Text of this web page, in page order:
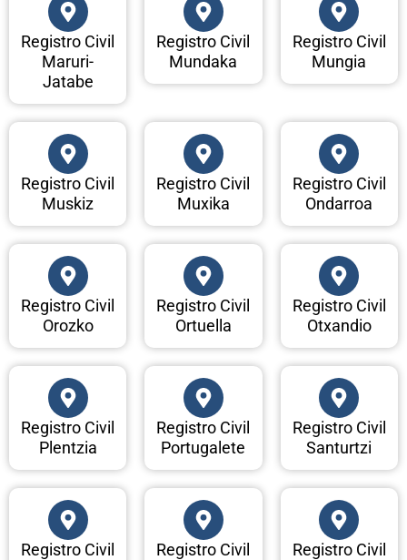
Registro Civil
Maruri-
Jatabe
Registro Civil
Mundaka
Registro Civil
Mungia
Registro Civil
Muskiz
Registro Civil
Muxika
Registro Civil
Ondarroa
Registro Civil
Orozko
Registro Civil
Ortuella
Registro Civil
Otxandio
Registro Civil
Plentzia
Registro Civil
Portugalete
Registro Civil
Santurtzi
Registro Civil
Registro Civil
Registro Civil